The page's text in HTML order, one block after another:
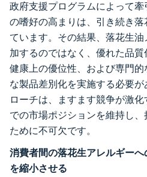
政府支援プログラムによって
の嗜好の高まりは、引き続き
ています。その結果、落花生
加するのではなく、優れた品
健康上の優位性、および専門
な製品差別化を実施する必要
ローチは、ますます競争が激
での市場ポジションを維持し
ために不可欠です。
消費者間の落花生アレルギー
を縮小させる